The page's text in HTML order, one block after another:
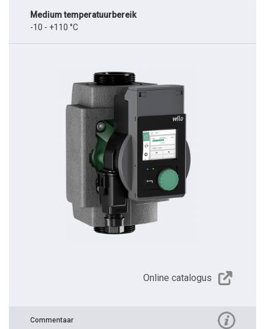
Medium temperatuurbereik
-10 - +110 °C
Online catalogus
Commentaar